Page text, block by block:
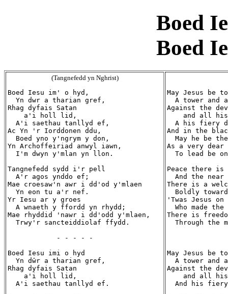
Boed
Boed
(Tangnefedd yn Nghrist)
Boed Iesu im' o hyd,
  Yn dwr a tharian gref,
Rhag dyfais Satan
    a'i holl lid,
  A'i saethau tanllyd ef,
Ac Yn 'r Iorddonen ddu,
  Boed yno y'ngrym y don,
Yn Archoffeiriad anwyl iawn,
  I'm dwyn y'mlan yn llon.
Tangnefedd sydd i'r pell
  A'r agos ynddo ef;
Mae croesaw'n awr i dd'od y'mlaen
  Yn eon tu a'r nef.
Yr Iesu ar y groes
  A wnaeth y ffordd yn rhydd;
Mae rhyddid 'nawr i dd'odd y'mlaen,
  Trwy'r sancteiddiolaf ffydd.
            - - - - -
Boed Iesu imi o hyd
  Yn dŵr a tharian gref,
Rhag dyfais Satan
    a'i holl lid,
  A'i saethau tanllyd ef.
May Jesus be
A tower and
Against the
and all
A his fiery
And in the
May he be
As a very
To lead be
Peace there
And the near
There is a
Boldly
'Twas Jesus
Who made the
There is
Through the
May Jesus be
A tower and
Against the
and all
And his